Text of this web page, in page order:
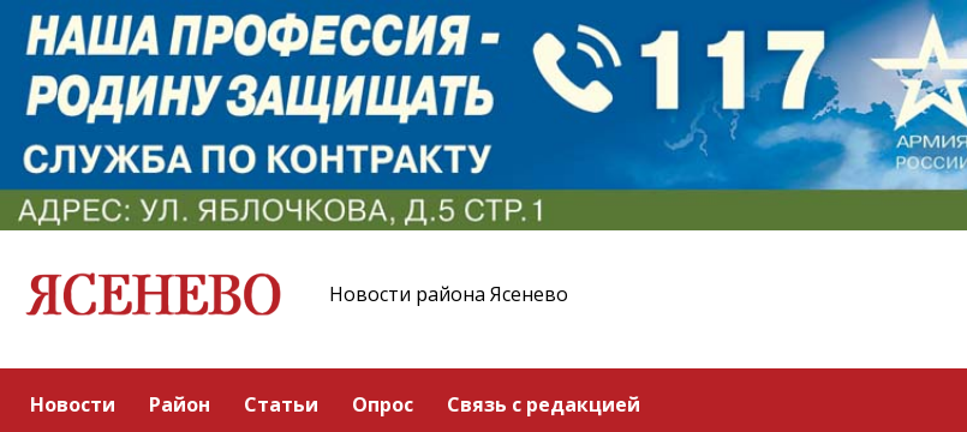
Новости района Ясенево
Новости Район Статьи Опрос Связь с редакцией